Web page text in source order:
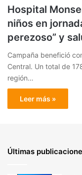
Hospital
niños en
perezoso” y
Campaña benefició
Central. Un total de
región…
Leer más »
Últimas